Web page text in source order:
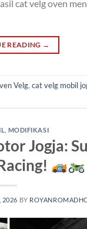
cat velg oven
READING →
Velg, cat velg mobil
MODIFIKASI
Jogja:
2026 BY